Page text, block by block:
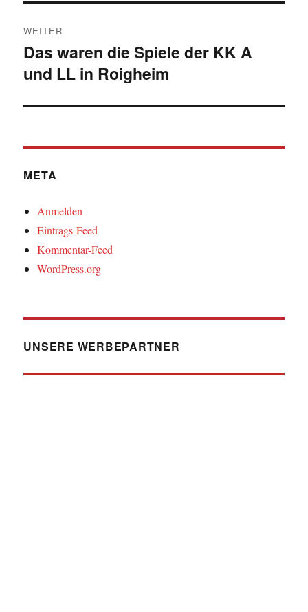
WEITER
Nächster
Beitrag:
Das waren die Spiele der KK A
und LL in Roigheim
META
Anmelden
Eintrags-Feed
Kommentar-Feed
WordPress.org
UNSERE WERBEPARTNER